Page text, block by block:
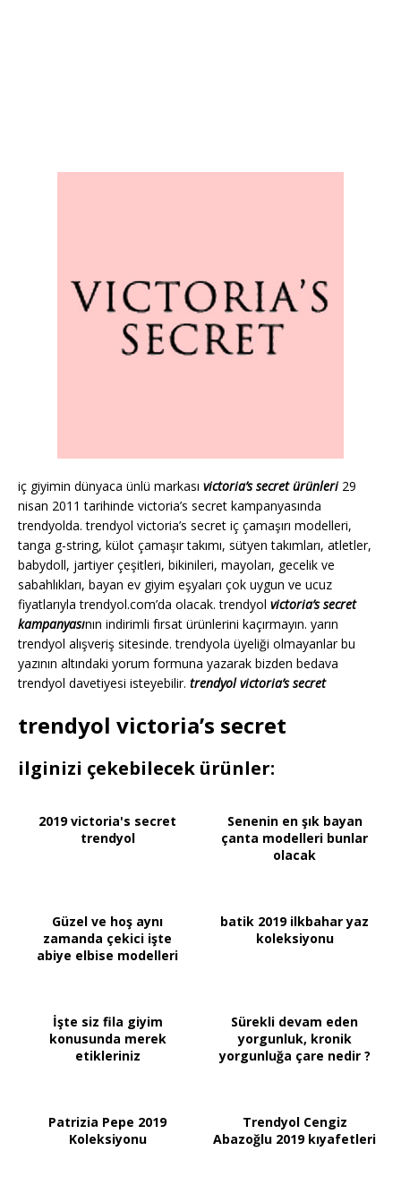
iç giyimin dünyaca ünlü markası victoria’s secret ürünleri 29
nisan 2011 tarihinde victoria’s secret kampanyasında
trendyolda. trendyol victoria’s secret iç çamaşırı modelleri,
tanga g-string, külot çamaşır takımı, sütyen takımları, atletler,
babydoll, jartiyer çeşitleri, bikinileri, mayoları, gecelik ve
sabahlıkları, bayan ev giyim eşyaları çok uygun ve ucuz
fiyatlarıyla trendyol.com’da olacak. trendyol victoria’s secret
kampanyasının indirimli fırsat ürünlerini kaçırmayın. yarın
trendyol alışveriş sitesinde. trendyola üyeliği olmayanlar bu
yazının altındaki yorum formuna yazarak bizden bedava
trendyol davetiyesi isteyebilir. trendyol victoria’s secret
trendyol victoria’s secret
ilginizi çekebilecek ürünler:
2019 victoria's secret
trendyol
Senenin en şık bayan
çanta modelleri bunlar
olacak
Güzel ve hoş aynı
zamanda çekici işte
abiye elbise modelleri
batik 2019 ilkbahar yaz
koleksiyonu
İşte siz fila giyim
konusunda merek
etikleriniz
Sürekli devam eden
yorgunluk, kronik
yorgunluğa çare nedir ?
Patrizia Pepe 2019
Koleksiyonu
Trendyol Cengiz
Abazoğlu 2019 kıyafetleri